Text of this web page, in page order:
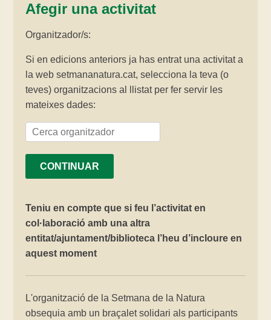
Afegir una activitat
Organitzador/s:
Si en edicions anteriors ja has entrat una activitat a
la web setmananatura.cat, selecciona la teva (o
teves) organitzacions al llistat per fer servir les
mateixes dades:
CONTINUAR
Teniu en compte que si feu l’activitat en
col·laboració amb una altra
entitat/ajuntament/biblioteca l’heu d’incloure en
aquest moment
L'organització de la Setmana de la Natura
obsequia amb un braçalet solidari als participants